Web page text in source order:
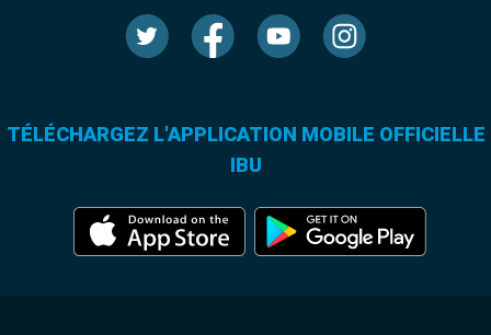
TÉLÉCHARGEZ L'APPLICATION MOBILE OFFICIELLE
IBU